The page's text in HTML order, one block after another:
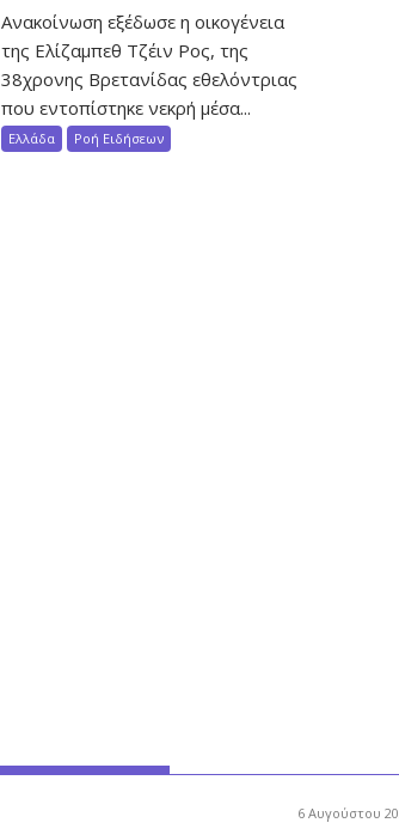
Ανακοίνωση εξέδωσε η οικογένεια
της Ελίζαμπεθ Τζέιν Ρος, της
38χρονης Βρετανίδας εθελόντριας
που εντοπίστηκε νεκρή μέσα...
Ελλάδα Ροή Ειδήσεων
6 Αυγούστου